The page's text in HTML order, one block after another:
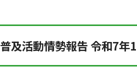
普及活動情勢報告 令和7年